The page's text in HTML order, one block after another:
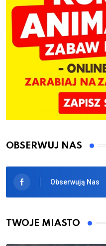
OBSERWUJ NAS
Obserwują Nas
TWOJE MIASTO